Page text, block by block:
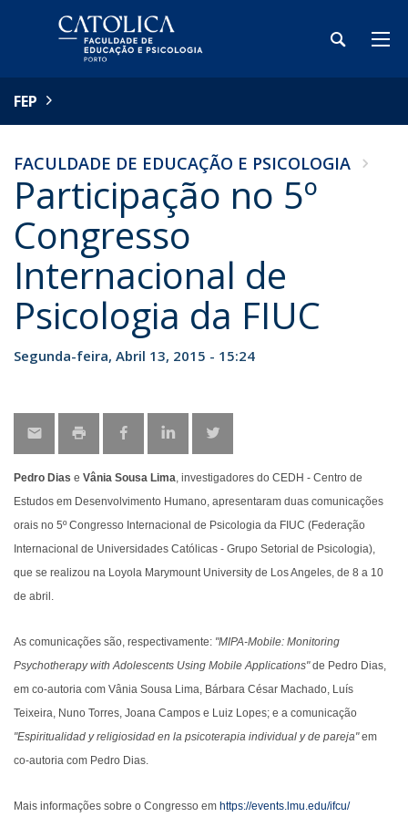
FEP
FACULDADE DE EDUCAÇÃO E PSICOLOGIA
Participação no 5º
Congresso
Internacional de
Psicologia da FIUC
Segunda-feira, Abril 13, 2015 - 15:24
Pedro Dias e Vânia Sousa Lima, investigadores do CEDH - Centro de
Estudos em Desenvolvimento Humano, apresentaram duas comunicações
orais no 5º Congresso Internacional de Psicologia da FIUC (Federação
Internacional de Universidades Católicas - Grupo Setorial de Psicologia),
que se realizou na Loyola Marymount University de Los Angeles, de 8 a 10
de abril.
As comunicações são, respectivamente: "MIPA-Mobile: Monitoring
Psychotherapy with Adolescents Using Mobile Applications"de Pedro Dias,
em co-autoria com Vânia Sousa Lima, Bárbara César Machado, Luís
Teixeira, Nuno Torres, Joana Campos e Luiz Lopes; e a comunicação
"Espiritualidad y religiosidad en la psicoterapia individual y de pareja"em
co-autoria com Pedro Dias.
Mais informações sobre o Congresso em https://events.lmu.edu/ifcu/